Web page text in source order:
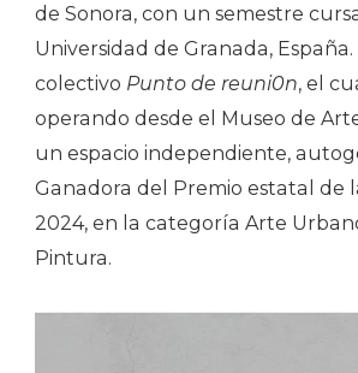
de Sonora, con un semestre
Universidad de Granada,
colectivo Punto de reuni0n, el
operando desde el Museo de
un espacio independiente,
Ganadora del Premio estatal de
2024, en la categoría Arte
Pintura.